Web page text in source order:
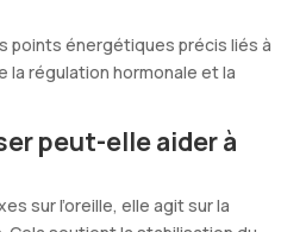
points énergétiques précis liés à
régulation hormonale et la
peut-elle aider à
sur l’oreille, elle agit sur la